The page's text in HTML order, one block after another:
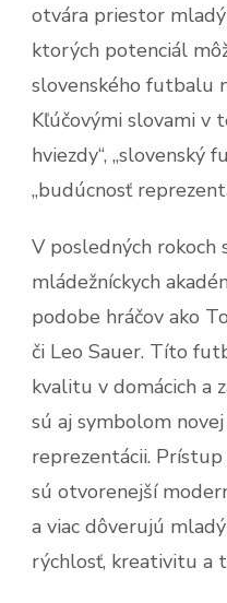
otvára priestor
ktorých potenciál
slovenského futbalu
Kľúčovými slovami v
hviezdy“, „slovenský
„budúcnosť
V posledných rokoch
mládežníckych
podobe hráčov ako
či Leo Sauer. Títo
kvalitu v domácich a
sú aj symbolom
reprezentácii.
sú otvorenejší
a viac dôverujú
rýchlosť, kreativitu a